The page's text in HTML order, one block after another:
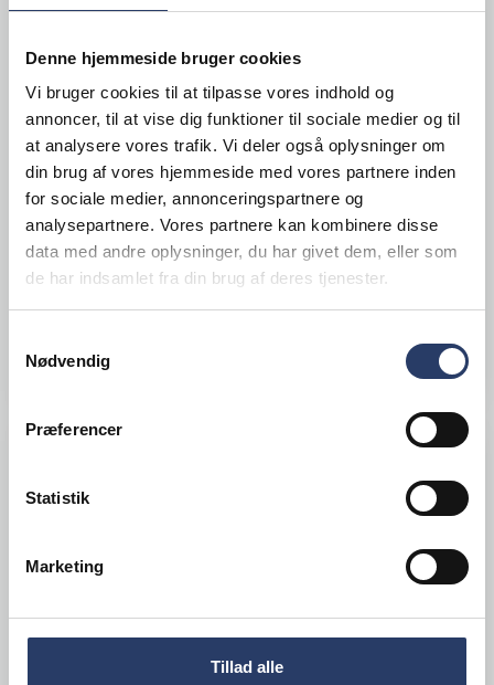
Denne hjemmeside bruger cookies
Vi bruger cookies til at tilpasse vores indhold og
annoncer, til at vise dig funktioner til sociale medier og til
at analysere vores trafik. Vi deler også oplysninger om
din brug af vores hjemmeside med vores partnere inden
for sociale medier, annonceringspartnere og
analysepartnere. Vores partnere kan kombinere disse
data med andre oplysninger, du har givet dem, eller som
de har indsamlet fra din brug af deres tjenester.
Nødvendig
Præferencer
Statistik
Marketing
Tillad alle
Metaltecnica
Termovogn Varme
TNG/14 C 14 x 1/1 GN
Med statisk varme
Varenr.71265057
Bestillingsvare
22.170,00 DKK /productUnit